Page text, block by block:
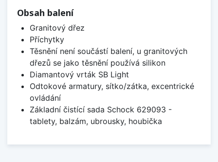
Obsah balení
Granitový dřez
Příchytky
Těsnění není součástí balení, u granitových
dřezů se jako těsnění používá silikon
Diamantový vrták SB Light
Odtokové armatury, sítko/zátka, excentrické
ovládání
Základní čistící sada Schock 629093 -
tablety, balzám, ubrousky, houbička